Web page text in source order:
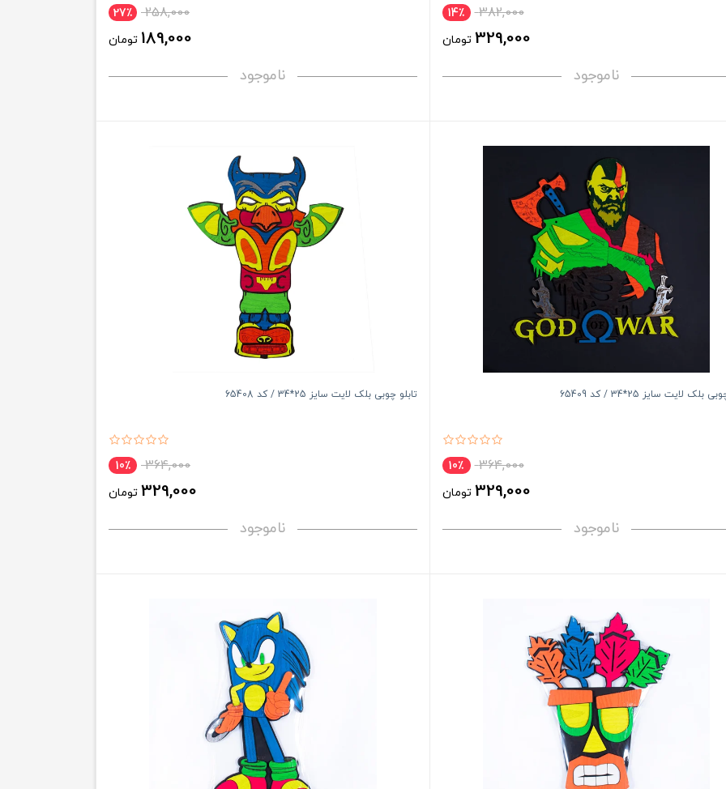
382,000 14٪
329,000 تومان
ناموجود
258,000 27٪
189,000 تومان
ناموجود
بلک لایت سایز 25*34 / کد 65409
364,000 10٪
329,000 تومان
ناموجود
تابلو چوبی بلک لایت سایز 25*34 / کد 65408
364,000 10٪
329,000 تومان
ناموجود